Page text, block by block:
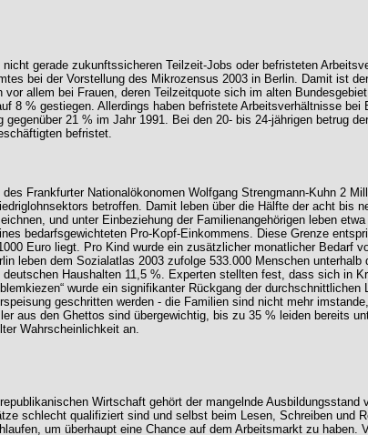
nicht gerade zukunftssicheren Teilzeit-Jobs oder befristeten
bei der Vorstellung des Mikrozensus 2003 in Berlin. Damit ist
allem bei Frauen, deren Teilzeitquote sich im alten
8 % gestiegen. Allerdings haben befristete Arbeitsverhältnisse
21 % im Jahr 1991. Bei den 20- bis 24-jährigen betrug
befristet.
Frankfurter Nationalökonomen Wolfgang Strengmann-Kuhn 2
betroffen. Damit leben über die Hälfte der acht
und unter Einbeziehung der Familienangehörigen leben
bedarfsgewichteten Pro-Kopf-Einkommens. Diese Grenze
Euro liegt. Pro Kind wurde ein zusätzlicher monatlicher
leben dem Sozialatlas 2003 zufolge 533.000 Menschen
Haushalten 11,5 %. Experten stellten fest, dass sich in
wurde ein signifikanter Rückgang der
geschritten werden - die Familien sind nicht mehr
aus den Ghettos sind übergewichtig, bis zu 35 % leiden bereits
Wahrscheinlichkeit an.
Wirtschaft gehört der mangelnde
schlecht qualifiziert sind und selbst beim Lesen, Schreiben
um überhaupt eine Chance auf dem Arbeitsmarkt zu